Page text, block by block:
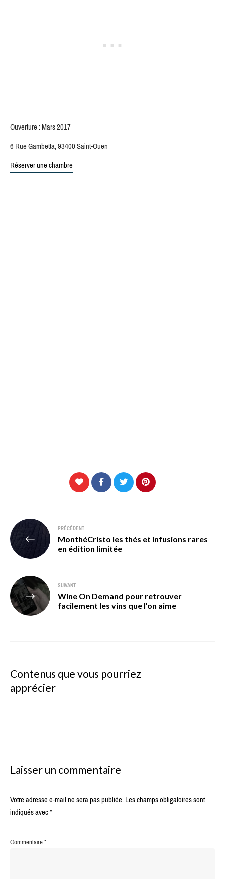
Ouverture : Mars 2017
6 Rue Gambetta, 93400 Saint-Ouen
Réserver une chambre
Navigation
de
l’article
PRÉCÉDENT
MonthéCristo les thés et infusions rares
en édition limitée
SUIVANT
Wine On Demand pour retrouver
facilement les vins que l’on aime
Contenus que vous pourriez
apprécier
Laisser un commentaire
Votre adresse e-mail ne sera pas publiée.Les champs obligatoires sont
indiqués avec*
Commentaire*